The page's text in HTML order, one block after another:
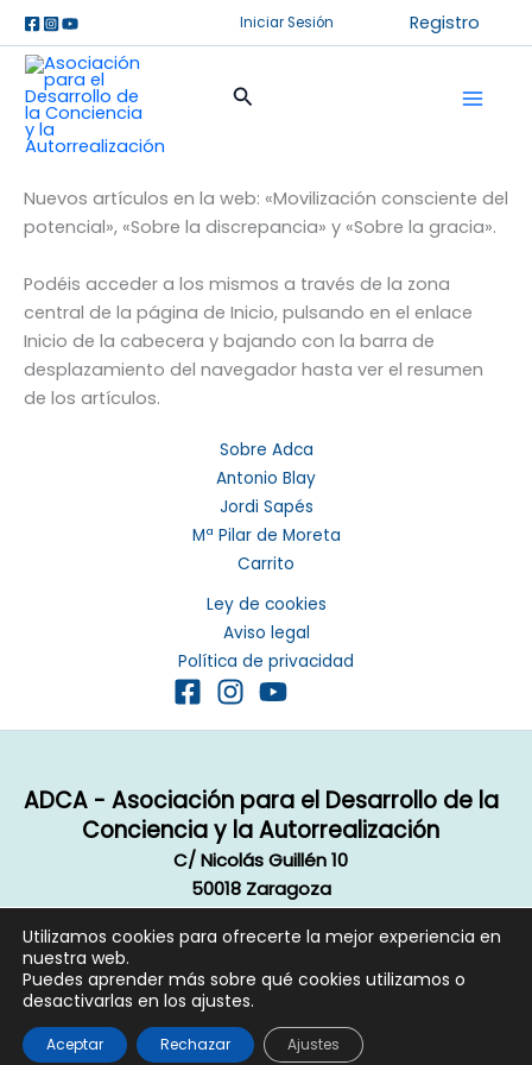
al
contenido
Iniciar Sesión Registro
Buscar
Nuevos artículos en la web: «Movilización consciente del
potencial», «Sobre la discrepancia» y «Sobre la gracia».
Podéis acceder a los mismos a través de la zona
central de la página de Inicio, pulsando en el enlace
Inicio de la cabecera y bajando con la barra de
desplazamiento del navegador hasta ver el resumen
de los artículos.
Sobre Adca
Antonio Blay
Jordi Sapés
Mª Pilar de Moreta
Carrito
Ley de cookies
Aviso legal
Política de privacidad
ADCA - Asociación para el Desarrollo de la
Conciencia y la Autorrealización
C/ Nicolás Guillén 10
50018 Zaragoza
Copyright © 2020 ADCA, Todos los derechos reservados.
Aviso legal|Política de privacidad|Cookie
Diseño página web contraluzproducciones.com
Utilizamos cookies para ofrecerte la mejor experiencia en
nuestra web.
Puedes aprender más sobre qué cookies utilizamos o
desactivarlas en los ajustes.
Aceptar Rechazar Ajustes